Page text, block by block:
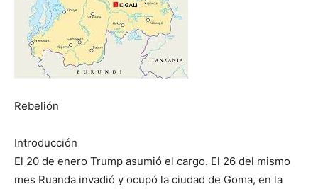
Rebelión
Introducción
El 20 de enero Trump asumió el cargo. El 26 del mismo
mes Ruanda invadió y ocupó la ciudad de Goma, en la